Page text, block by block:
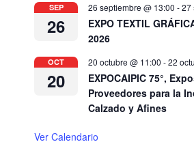
SEP
26
26 septiembre @ 13:00 -27
EXPO TEXTIL
2026
OCT
20
20 octubre @ 11:00 -22
EXPOCAIPIC 75°,
Proveedores para la
Calzado y Afines
Ver Calendario